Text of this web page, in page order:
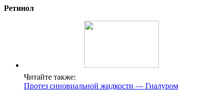
Ретинол
Читайте также:
Протез синовиальной жидкости — Гиалуром